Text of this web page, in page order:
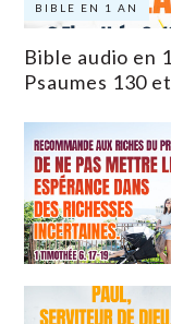
BIBLE EN 1 AN
Bible audio en
Psaumes 130